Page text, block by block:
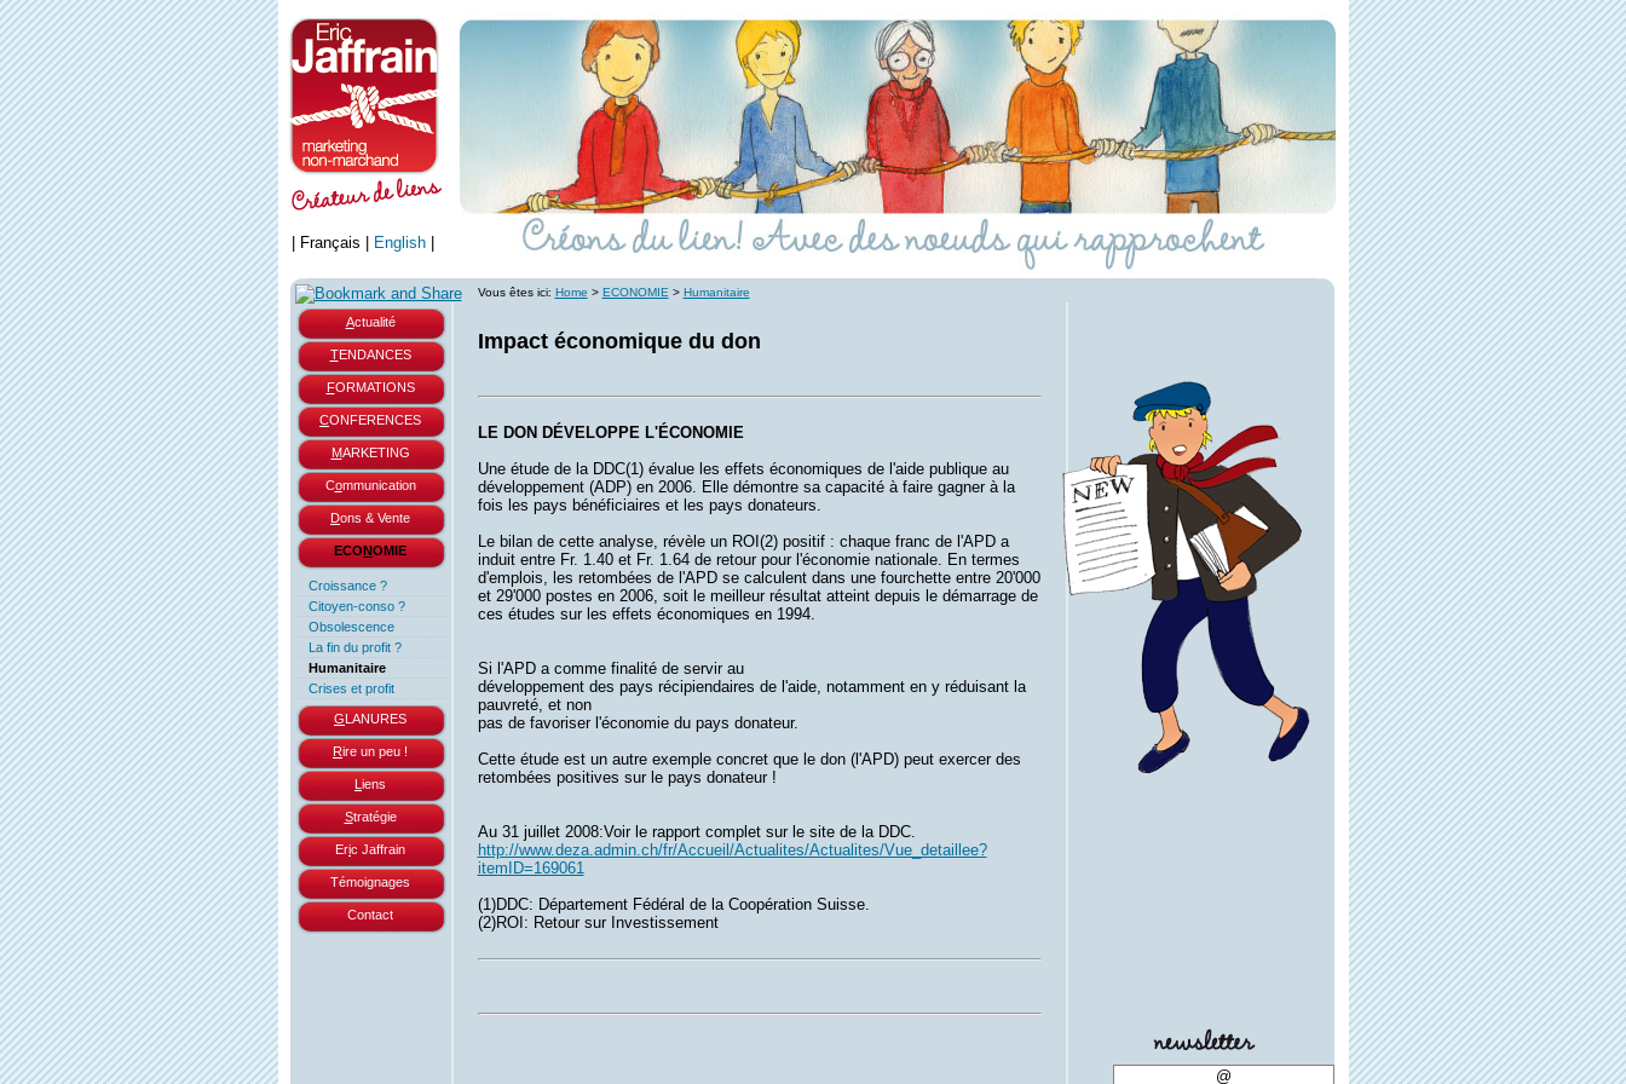
Actualité
TENDANCES
FORMATIONS
CONFERENCES
MARKETING
Communication
Dons & Vente
ECONOMIE
Croissance ?
Citoyen-conso ?
Obsolescence
La fin du profit ?
Humanitaire
Crises et profit
GLANURES
Rire un peu !
L iens
Stratégie
Eric Jaffrain
Témoignages
Contact
Vous êtes ici: Home > ECONOMIE> Humanitaire
Impact économique du don
LE DON DÉVELOPPE L'ÉCONOMIE
Une étude de la DDC(1) évalue les effets économiques de l'aide publique au
développement (ADP) en 2006. Elle démontre sa capacité à faire gagner à la
fois les pays bénéficiaires et les pays donateurs.
Le bilan de cette analyse, révèle un ROI(2) positif : chaque franc de l'APD a
induit entre Fr. 1.40 et Fr. 1.64 de retour pour l'économie nationale. En termes
d'emplois, les retombées de l'APD se calculent dans une fourchette entre 20'000
et 29'000 postes en 2006, soit le meilleur résultat atteint depuis le démarrage de
ces études sur les effets économiques en 1994.
Si l'APD a comme finalité de servir au
développement des pays récipiendaires de l'aide, notamment en y réduisant la
pauvreté, et non
pas de favoriser l'économie du pays donateur.
Cette étude est un autre exemple concret que le don (l'APD) peut exercer des
retombées positives sur le pays donateur !
Au 31 juillet 2008:Voir le rapport complet sur le site de la DDC.
http://www.deza.admin.ch/fr/Accueil/Actualites/Actualites/Vue_detaillee?
itemID=169061
(1)DDC: Département Fédéral de la Coopération Suisse.
(2)ROI: Retour sur Investissement
Français English|